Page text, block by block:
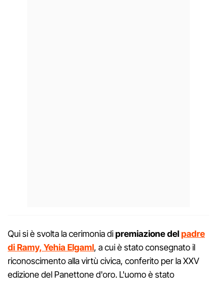
Qui si è svolta la cerimonia dipremiazione delpadre
di Ramy, Yehia Elgaml, a cui è stato consegnato il
riconoscimento alla virtù civica, conferito per la XXV
edizione del Panettone d'oro. L'uomo è stato